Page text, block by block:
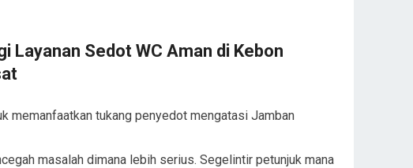
Layanan Sedot WC Aman di Kebon
memanfaatkan tukang penyedot mengatasi Jamban
masalah dimana lebih serius. Segelintir petunjuk mana